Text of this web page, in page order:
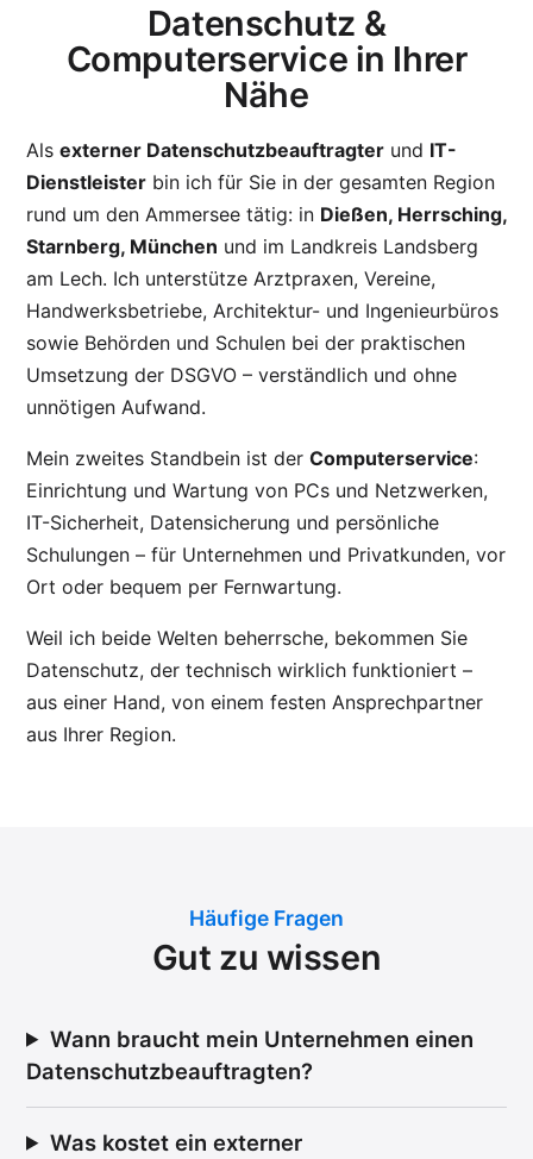
Datenschutz &
Computerservice in Ihrer
Nähe
Als externer Datenschutzbeauftragter und IT-
Dienstleister bin ich für Sie in der gesamten Region
rund um den Ammersee tätig: in Dießen, Herrsching,
Starnberg, München und im Landkreis Landsberg
am Lech. Ich unterstütze Arztpraxen, Vereine,
Handwerksbetriebe, Architektur- und Ingenieurbüros
sowie Behörden und Schulen bei der praktischen
Umsetzung der DSGVO – verständlich und ohne
unnötigen Aufwand.
Mein zweites Standbein ist der Computerservice:
Einrichtung und Wartung von PCs und Netzwerken,
IT-Sicherheit, Datensicherung und persönliche
Schulungen – für Unternehmen und Privatkunden, vor
Ort oder bequem per Fernwartung.
Weil ich beide Welten beherrsche, bekommen Sie
Datenschutz, der technisch wirklich funktioniert –
aus einer Hand, von einem festen Ansprechpartner
aus Ihrer Region.
Häufige Fragen
Gut zu wissen
Wann braucht mein Unternehmen einen
Datenschutzbeauftragten?
Was kostet ein externer